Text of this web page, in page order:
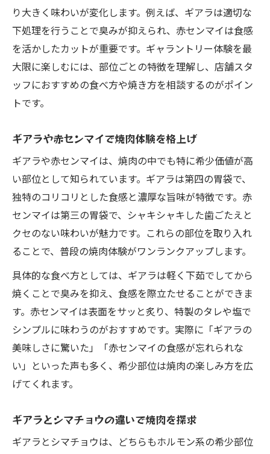
焼肉愛好家が語る希少部位の選び方と秘訣
焼肉で希少部位の食感と味の違いを楽しむ
赤センマイとギアラの違いを焼肉で味わう
赤センマイとギアラの違いを焼肉で実感
焼肉で楽しむ赤センマイとギアラの美味し
さ
焼肉通が語る赤センマイとギアラの選び方
赤センマイとギアラの焼肉食感の違いを探
る
焼肉を彩るギアラの美味しさとその秘密
焼肉を引き立てるギアラの美味しさを解明
ギアラが焼肉で愛される理由と味覚の秘密
焼肉でギアラならではの食感を楽しむ方法
焼肉に最適なギアラの焼き加減と食べ方
知って得する焼肉希少部位の徹底解説
焼肉希少部位の特徴と美味しさを完全解説
焼肉の希少部位を美味しく食べるポイント
焼肉通が教える希少部位の見分け方と魅力
り大きく味わいが変化します。例えば、ギアラは適切な
下処理を行うことで臭みが抑えられ、赤センマイは食感
を活かしたカットが重要です。ギャラントリー体験を最
大限に楽しむには、部位ごとの特徴を理解し、店舗スタ
ッフにおすすめの食べ方や焼き方を相談するのがポイン
トです。
ギアラや赤センマイで焼肉体験を格上げ
ギアラや赤センマイは、焼肉の中でも特に希少価値が高
い部位として知られています。ギアラは第四の胃袋で、
独特のコリコリとした食感と濃厚な旨味が特徴です。赤
センマイは第三の胃袋で、シャキシャキした歯ごたえと
クセのない味わいが魅力です。これらの部位を取り入れ
ることで、普段の焼肉体験がワンランクアップします。
具体的な食べ方としては、ギアラは軽く下茹でしてから
焼くことで臭みを抑え、食感を際立たせることができま
す。赤センマイは表面をサッと炙り、特製のタレや塩で
シンプルに味わうのがおすすめです。実際に「ギアラの
美味しさに驚いた」「赤センマイの食感が忘れられな
い」といった声も多く、希少部位は焼肉の楽しみ方を広
げてくれます。
ギアラとシマチョウの違いで焼肉を探求
ギアラとシマチョウは、どちらもホルモン系の希少部位